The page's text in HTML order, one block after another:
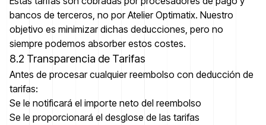
bancos de terceros, no por Atelier Optimatix. Nuestro
objetivo es minimizar dichas deducciones, pero no
siempre podemos absorber estos costes.
8.2 Transparencia de Tarifas
Antes de procesar cualquier reembolso con deducción de
tarifas:
Se le notificará el importe neto del reembolso
Se le proporcionará el desglose de las tarifas